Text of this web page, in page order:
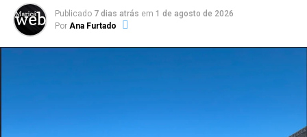
Publicado 7 dias atrás em 1 de agosto de 2026
Por Ana Furtado